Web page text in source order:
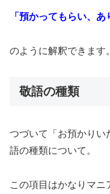
「預かってもらい、あ
のように解釈できます。
敬語の種類
つづいて「お預かりい
語の種類について。
この項目はかなりマ